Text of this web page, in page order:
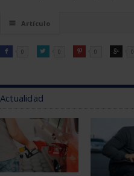
☰ Artículo

FACEBOOK
0 
TWITTER0 
PINTEREST
0 
GOOGLE0
Actualidad